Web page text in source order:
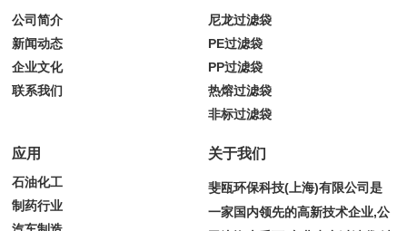
公司简介
新闻动态
企业文化
联系我们
尼龙过滤袋
PE过滤袋
PP过滤袋
热熔过滤袋
非标过滤袋
应用
石油化工
制药行业
关于我们
斐瓯环保科技(上海)有限公司是
一家国内领先的高新技术企业,公